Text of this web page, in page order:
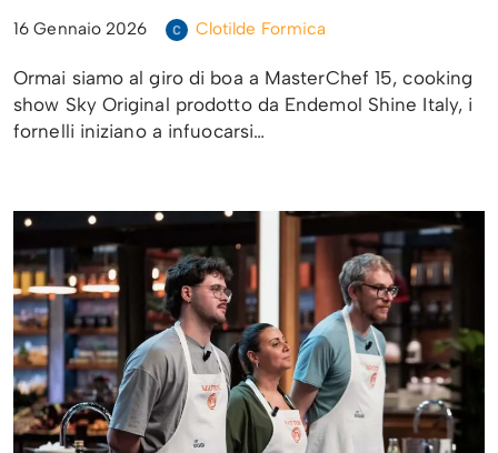
16 Gennaio 2026 Clotilde Formica
Ormai siamo al giro di boa a MasterChef 15, cooking
show Sky Original prodotto da Endemol Shine Italy, i
fornelli iniziano a infuocarsi…